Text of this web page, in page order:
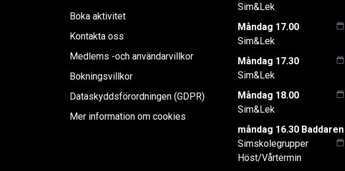
Boka aktivitet
Kontakta oss
Medlems -och användarvillkor
Bokningsvillkor
Dataskyddsförordningen (GDPR)
Mer information om cookies
Sim&Lek
Måndag 17.00
Sim&Lek
Måndag 17.30
Sim&Lek
Måndag 18.00
Sim&Lek
måndag 16.30 Baddaren
Simskolegrupper
Höst/Vårtermin